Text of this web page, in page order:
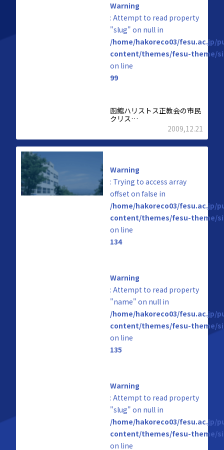
Warning
: Attempt to read property
"slug" on null in
/home/hakoreco03/fesu.ac.jp/
content/themes/fesu-theme/
on line
99
函館ハリストス正教会の市民
クリス…
2009,12.21
Warning
: Trying to access array
offset on false in
/home/hakoreco03/fesu.ac.jp/
content/themes/fesu-theme/
on line
134
Warning
: Attempt to read property
"name" on null in
/home/hakoreco03/fesu.ac.jp/
content/themes/fesu-theme/
on line
135
Warning
: Attempt to read property
"slug" on null in
/home/hakoreco03/fesu.ac.jp/
content/themes/fesu-theme/
on line